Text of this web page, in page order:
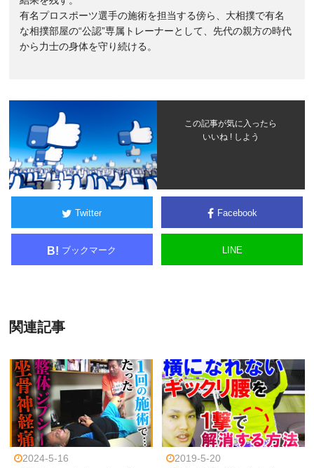
有名プロスポーツ選手の施術を担当する傍ら、大相撲で有名
な相撲部屋の“公認”専属トレーナーとして、先代の親方の時代
から力士の身体を守り続ける。
この記事が気に入ったら
いいね ! しよう
Twitter Facebook
B! ブックマーク LINE
関連記事
2024-5-16 2019-5-20